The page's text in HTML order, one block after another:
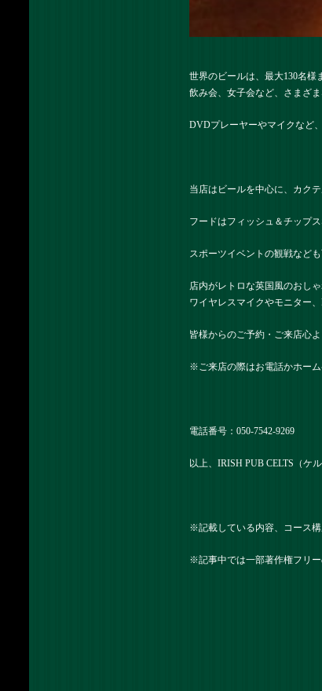
世界のビールは、最大130名
飲み会、女子会など、さまざ
DVDプレーヤーやマイクなど
当店はビールを中心に、カク
フードはフィッシュ＆チップ
スポーツイベントの観戦なども
店内がレトロな英国風のおし
ワイヤレスマイクやモニター
皆様からのご予約・ご来店心
※ご来店の際はお電話かホーム
電話番号：050-7542-9269
以上、IRISH PUB CELTS（ケ
※記載している内容、コース構
※記事中では一部著作権フリー